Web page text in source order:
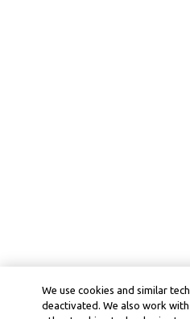
We use cookies and similar
deactivated. We also work